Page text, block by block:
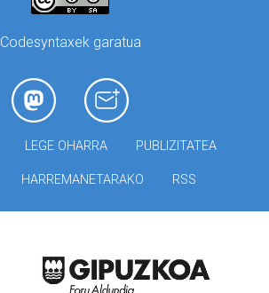
Codesyntaxek garatua
LEGE OHARRA PUBLIZITATEA
HARREMANETARAKO RSS